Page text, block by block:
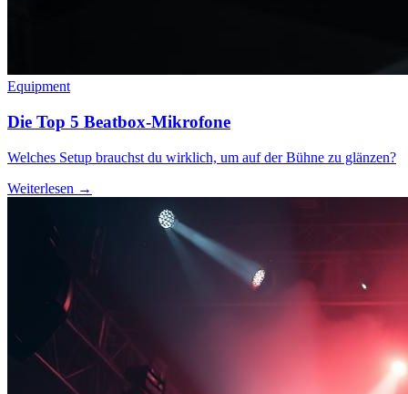
Equipment
Die Top 5 Beatbox-Mikrofone
Welches Setup brauchst du wirklich, um auf der Bühne zu glänzen?
Weiterlesen →